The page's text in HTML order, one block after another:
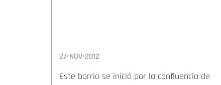
27•NOV•2012
Este barrio se inició por la confluencia de